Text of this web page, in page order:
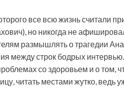
все всю жизнь считали
но никогда не
размышлять о трагедии
между строк бодрых
со здоровьем и о том,
читать местами жутко, ведь